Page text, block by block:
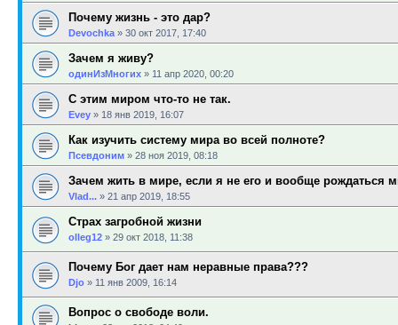
Почему жизнь - это дар?
Devochka » 30 окт 2017, 17:40
Зачем я живу?
одинИзМногих » 11 апр 2020, 00:20
С этим миром что-то не так.
Evey » 18 янв 2019, 16:07
Как изучить систему мира во всей полноте?
Псевдоним » 28 ноя 2019, 08:18
Зачем жить в мире, если я не его и вообще рождаться
Vlad... » 21 апр 2019, 18:55
Страх загробной жизни
olleg12 » 29 окт 2018, 11:38
Почему Бог дает нам неравные права???
Djo » 11 янв 2009, 16:14
Вопрос о свободе воли.